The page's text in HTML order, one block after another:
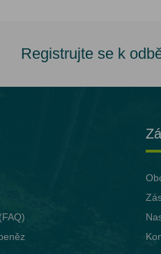
Registrujte se k